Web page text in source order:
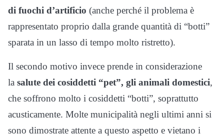
di fuochi d’artificio (anche perché il problema è
rappresentato proprio dalla grande quantità di “botti”
sparata in un lasso di tempo molto ristretto).
Il secondo motivo invece prende in considerazione
la salute dei cosiddetti “pet”, gli animali domestici,
che soffrono molto i cosiddetti “botti”, soprattutto
acusticamente. Molte municipalità negli ultimi anni si
sono dimostrate attente a questo aspetto e vietano i